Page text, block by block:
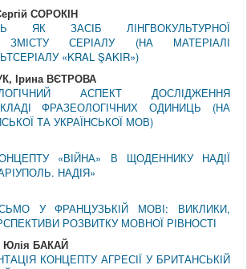
СОРОКІН
ЯК ЗАСІБ ЛІНГВОКУЛЬТУРНОЇ
ЗМІСТУ СЕРІАЛУ (НА МАТЕРІАЛІ
«KRAL ŞAKIR»)
Ірина ВЄТРОВА
АСПЕКТ ДОСЛІДЖЕННЯ
ФРАЗЕОЛОГІЧНИХ ОДИНИЦЬ (НА
ТА УКРАЇНСЬКОЇ МОВ)
«ВІЙНА» В ЩОДЕННИКУ НАДІЇ
НАДІЯ»
У ФРАНЦУЗЬКІЙ МОВІ: ВИКЛИКИ,
РОЗВИТКУ МОВНОЇ РІВНОСТІ
Юлія БАКАЙ
КОНЦЕПТУ АГРЕСІЇ У БРИТАНСЬКІЙ